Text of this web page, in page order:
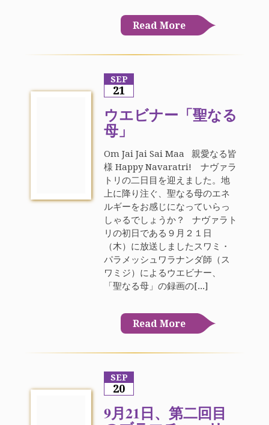
Read More
SEP
21
ウエビナー「聖なる
母」
Om Jai Jai Sai Maa 親愛なる皆
様 Happy Navaratri! ナヴァラ
トリの二日目を迎えました。地
上に降り注ぐ、聖なる母のエネ
ルギーをお感じになっていらっ
しゃるでしょうか？ ナヴァラト
リの初日である９月２１日
（木）に放送しましたスワミ・
パラメッシュワラナンダ師（ス
ワミジ）によるウエビナー、
「聖なる母」の録画の[...]
Read More
SEP
20
9月21日、第二回目